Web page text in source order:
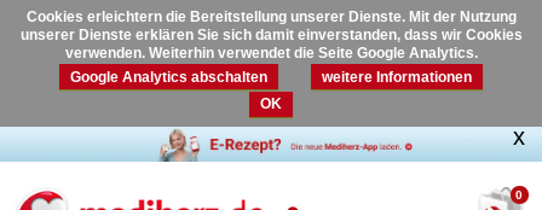
Cookies erleichtern die Bereitstellung unserer Dienste. Mit der Nutzung
unserer Dienste erklären Sie sich damit einverstanden, dass wir Cookies
verwenden. Weiterhin verwendet die Seite Google Analytics.
Google Analytics abschalten
weitere Informationen
OK
0